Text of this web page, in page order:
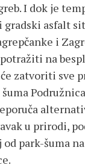
I dok je
gradski asfalt
i
potražiti na
zatvoriti sve
u prirodi,
od park-šuma